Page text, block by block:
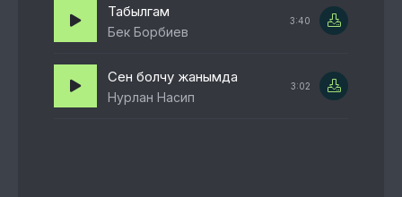
Табылгам
Бек Борбиев
3:40
Сен болчу жанымда
Нурлан Насип
3:02